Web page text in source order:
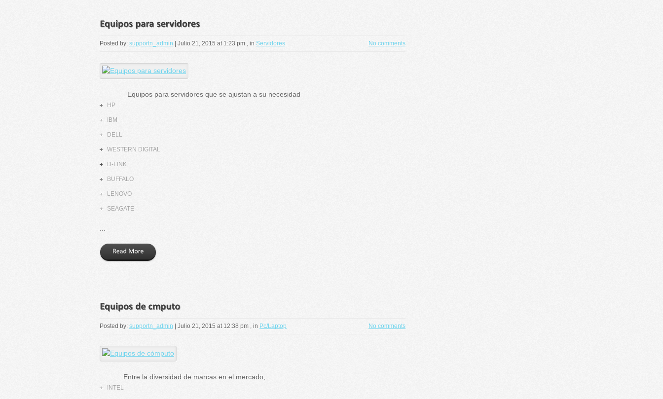
Posted by: supportn_admin Julio 21, 2015 at 1:23 pm , in Servidores No comments
Equipos para servidores que se ajustan a su necesidad
HP
IBM
DELL
WESTERN DIGITAL
D-LINK
BUFFALO
LENOVO
SEAGATE
Posted by: supportn_admin Julio 21, 2015 at 12:38 pm , in Pc/Laptop No comments
Entre la diversidad de marcas en el mercado,
INTEL